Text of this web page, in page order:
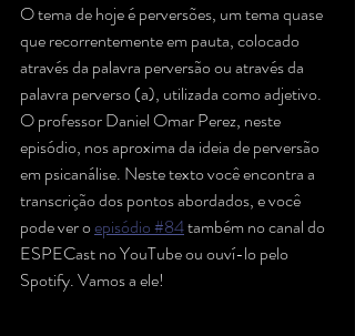
O tema de hoje é perversões, um tema quase
que recorrentemente em pauta, colocado
através da palavra perversão ou através da
palavra perverso (a), utilizada como adjetivo.
O professor Daniel Omar Perez, neste
episódio, nos aproxima da ideia de perversão
em psicanálise. Neste texto você encontra a
transcrição dos pontos abordados, e você
pode ver o episódio #84 também no canal do
ESPECast no YouTube ou ouví-lo pelo
Spotify. Vamos a ele!